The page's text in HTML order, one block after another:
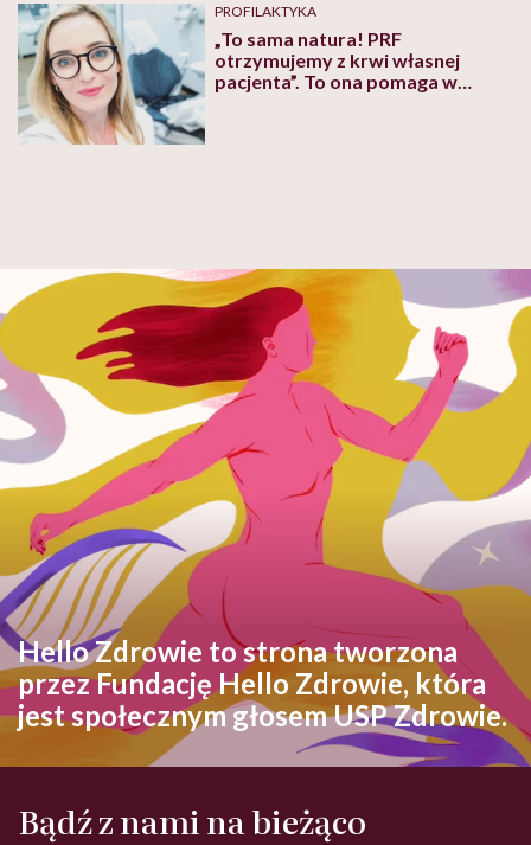
PROFILAKTYKA
„To sama natura! PRF
otrzymujemy z krwi własnej
pacjenta”. To ona pomaga w
Hello Zdrowie to strona tworzona
przez Fundację Hello Zdrowie, która
jest społecznym głosem USP Zdrowie.
Bądź z nami na bieżąco